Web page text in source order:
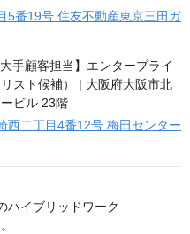
番19号 住友不動産東京三田ガ
二丁目4番12号 梅田センター
ハイブリッドワーク